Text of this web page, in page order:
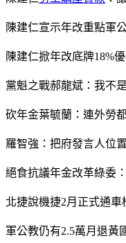
陳建仁宣示年改重點軍
陳建仁掀年改底牌18%
黨魁之戰郝龍斌：我不
砍年金葉毓蘭：連外勞
羅智強：把府發言人位
絕食抗議年金改革綠委
北捷說機捷2月正式通車
軍公教仍有2.5萬月退黃